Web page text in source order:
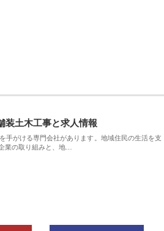
装土木工事と求人情報
手がける専門会社があります。地域住民の生活を支
業の取り組みと、地…